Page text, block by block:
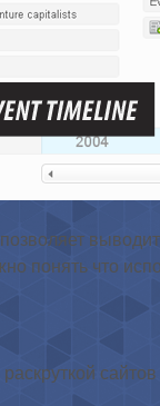
понять что